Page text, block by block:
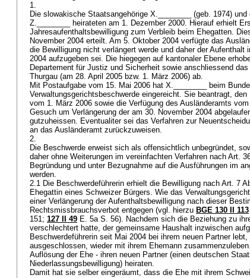
1.
Die slowakische Staatsangehörige X.________ (geb. 1974)
Z.________ heirateten am 1. Dezember 2000. Hierauf erhielt
Jahresaufenthaltsbewilligung zum Verbleib beim Ehegatten.
November 2004 erteilt. Am 5. Oktober 2004 verfügte das
die Bewilligung nicht verlängert werde und daher der
2004 aufzugeben sei. Die hiegegen auf kantonaler Ebene
Departement für Justiz und Sicherheit sowie anschliessend
Thurgau (am 28. April 2005 bzw. 1. März 2006) ab.
Mit Postaufgabe vom 15. Mai 2006 hat X.________ beim
Verwaltungsgerichtsbeschwerde eingereicht. Sie beantragt,
vom 1. März 2006 sowie die Verfügung des Ausländeramts
Gesuch um Verlängerung der am 30. November 2004
gutzuheissen. Eventualiter sei das Verfahren zur
an das Ausländeramt zurückzuweisen.
2.
Die Beschwerde erweist sich als offensichtlich unbegründet,
daher ohne Weiterungen im vereinfachten Verfahren nach Art.
Begründung und unter Bezugnahme auf die Ausführungen im
werden.
2.1 Die Beschwerdeführerin erhielt die Bewilligung nach Art. 7
Ehegattin eines Schweizer Bürgers. Wie das
einer Verlängerung der Aufenthaltsbewilligung nach dieser
Rechtsmissbrauchsverbot entgegen (vgl. hierzu BGE 130 II 113
151; 127 II 49 E. 5a S. 56). Nachdem sich die Beziehung zu
verschlechtert hatte, der gemeinsame Haushalt inzwischen
Beschwerdeführerin seit Mai 2004 bei ihrem neuen Partner
ausgeschlossen, wieder mit ihrem Ehemann
Auflösung der Ehe - ihren neuen Partner (einen deutschen
Niederlassungsbewilligung) heiraten.
Damit hat sie selber eingeräumt, dass die Ehe mit ihrem